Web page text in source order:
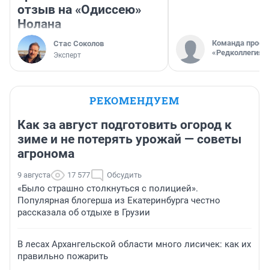
отзыв на «Одиссею»
Нолана
Стас Соколов
Эксперт
Команда
«Редколлегия»
РЕКОМЕНДУЕМ
Как за август подготовить огород к
зиме и не потерять урожай — советы
агронома
9 августа 17 577 Обсудить
«Было страшно столкнуться с полицией».
Популярная блогерша из Екатеринбурга честно
рассказала об отдыхе в Грузии
В лесах Архангельской области много лисичек: как их
правильно пожарить